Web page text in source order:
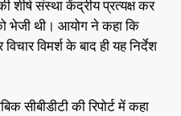
शीर्ष संस्था केंद्रीय प्रत्यक्ष कर
भेजी थी। आयोग ने कहा कि
विमर्श के बाद ही यह निर्देश
सीबीडीटी की रिपोर्ट में कहा